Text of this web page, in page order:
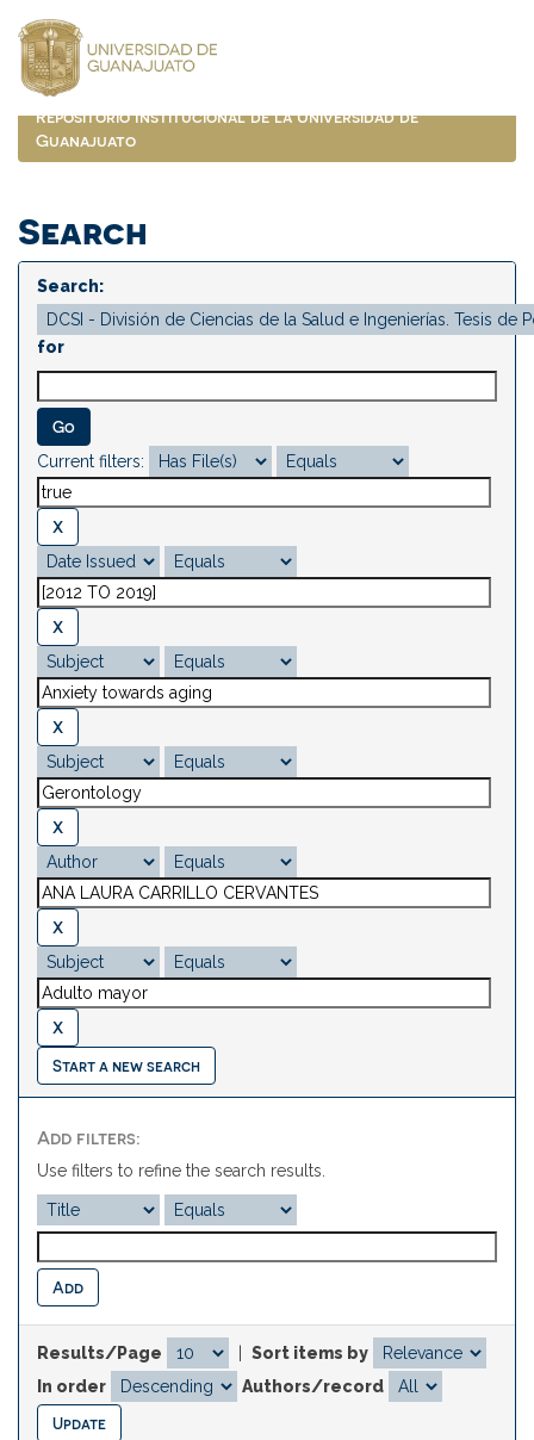
navigation
Repositorio Institucional de la Universidad de
Guanajuato
Search
Search:
for
Current filters:
Start a new search
Add filters:
Use filters to refine the search results.
Results/Page
Sort items by
In order
Authors/record